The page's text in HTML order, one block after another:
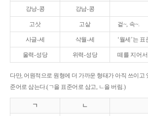
강낭-콩 강남-콩
고삿 고샅 겉~, 속~.
사글-세 삭월-세 ‘월세’는 표
울력-성당 위력-성당 떼를 지어
다만, 어원적으로 원형에 더 가까운 형태가 아직 쓰이고
준어로 삼는다.(ㄱ을 표준어로 삼고, ㄴ을 버림.)
ㄱ ㄴ